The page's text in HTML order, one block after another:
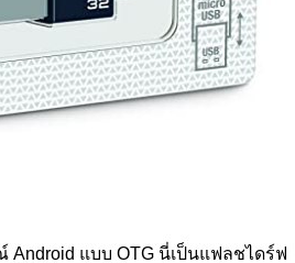
แบบ OTG นี่เป็นแฟลชไดร์ฟ